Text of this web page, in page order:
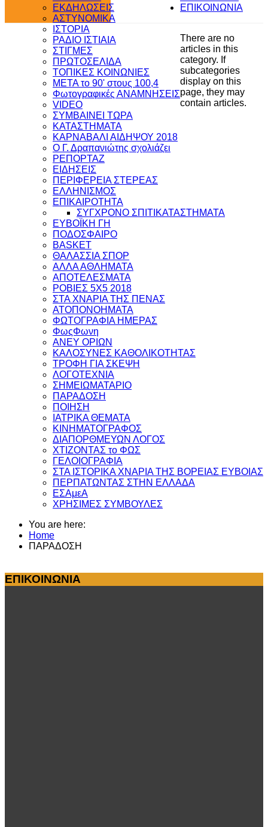
ΕΚΔΗΛΩΣΕΙΣ
ΑΣΤΥΝΟΜΙΚΑ
ΙΣΤΟΡΙΑ
ΡΑΔΙΟ ΙΣΤΙΑΙΑ
ΣΤΙΓΜΕΣ
ΠΡΩΤΟΣΕΛΙΔΑ
ΤΟΠΙΚΕΣ ΚΟΙΝΩΝΙΕΣ
ΜΕΤΑ το 90' στους 100,4
Φωτογραφικές ΑΝΑΜΝΗΣΕΙΣ
VIDEO
ΣΥΜΒΑΙΝΕΙ ΤΩΡΑ
ΚΑΤΑΣΤΗΜΑΤΑ
ΚΑΡΝΑΒΑΛΙ ΑΙΔΗΨΟΥ 2018
Ο Γ. Δραπανιώτης σχολιάζει
ΡΕΠΟΡΤΑΖ
ΕΙΔΗΣΕΙΣ
ΠΕΡΙΦΕΡΕΙΑ ΣΤΕΡΕΑΣ
ΕΛΛΗΝΙΣΜΟΣ
ΕΠΙΚΑΙΡΟΤΗΤΑ
ΚΑΤΑΣΤΗΜΑΤΑ
ΣΥΓΧΡΟΝΟ ΣΠΙΤΙ
ΕΥΒΟΪΚΗ ΓΗ
ΠΟΔΟΣΦΑΙΡΟ
BASKET
ΘΑΛΑΣΣΙΑ ΣΠΟΡ
ΑΛΛΑ ΑΘΛΗΜΑΤΑ
ΑΠΟΤΕΛΕΣΜΑΤΑ
ΡΟΒΙΕΣ 5Χ5 2018
ΣΤΑ ΧΝΑΡΙΑ ΤΗΣ ΠΕΝΑΣ
ΑΤΟΠΟΝΟΗΜΑΤΑ
ΦΩΤΟΓΡΑΦΙΑ ΗΜΕΡΑΣ
ΦωςΦωνη
ANEY ΟΡΙΩΝ
ΚΑΛΟΣΥΝΕΣ ΚΑΘΟΛΙΚΟΤΗΤΑΣ
ΤΡΟΦΗ ΓΙΑ ΣΚΕΨΗ
ΛΟΓΟΤΕΧΝΙΑ
ΣΗΜΕΙΩΜΑΤΑΡΙΟ
ΠΑΡΑΔΟΣΗ
ΠΟΙΗΣΗ
ΙΑΤΡΙΚΑ ΘΕΜΑΤΑ
ΚΙΝΗΜΑΤΟΓΡΑΦΟΣ
ΔΙΑΠΟΡΘΜΕΥΩΝ ΛΟΓΟΣ
ΧΤΙΖΟΝΤΑΣ το ΦΩΣ
ΓΕΛΟΙΟΓΡΑΦΙΑ
ΣΤΑ ΙΣΤΟΡΙΚΑ ΧΝΑΡΙΑ ΤΗΣ ΒΟΡΕΙΑΣ ΕΥΒΟΙΑΣ
ΠΕΡΠΑΤΩΝΤΑΣ ΣΤΗΝ ΕΛΛΑΔΑ
ΕΣΑμεΑ
ΧΡΗΣΙΜΕΣ ΣΥΜΒΟΥΛΕΣ
ΕΠΙΚΟΙΝΩΝΙΑ
There are no
articles in this
category. If
subcategories
display on this
page, they may
contain articles.
You are here:
Home
ΠΑΡΑΔΟΣΗ
ΕΠΙΚΟΙΝΩΝΙΑ